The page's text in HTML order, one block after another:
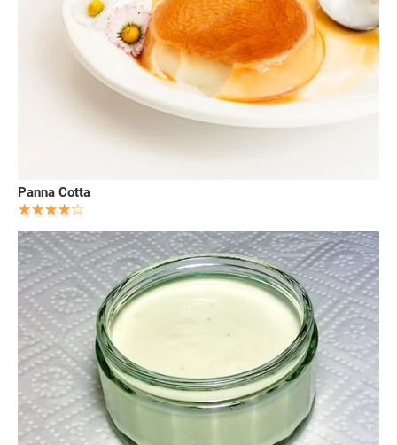
Panna Cotta